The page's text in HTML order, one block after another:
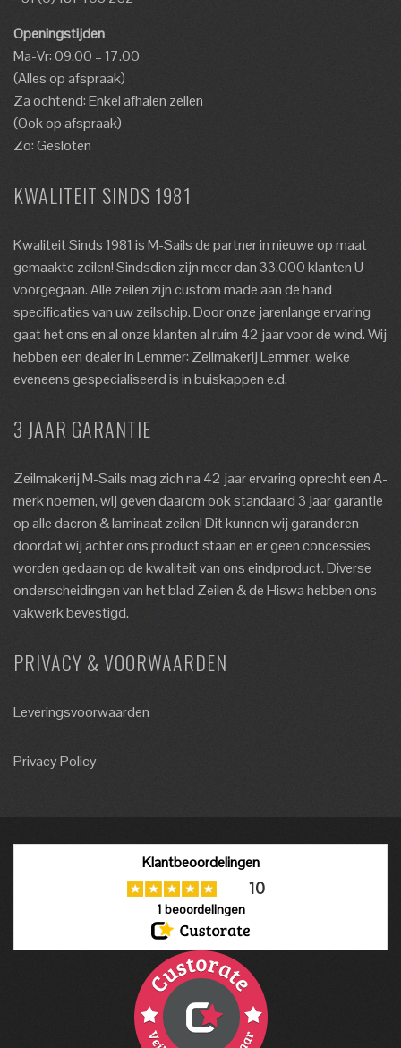
Openingstijden
Ma-Vr: 09.00 – 17.00
(Alles op afspraak)
Za ochtend: Enkel afhalen zeilen
(Ook op afspraak)
Zo: Gesloten
KWALITEIT SINDS 1981
Kwaliteit Sinds 1981 is M-Sails de partner in nieuwe op maat
gemaakte zeilen! Sindsdien zijn meer dan 33.000 klanten U
voorgegaan. Alle zeilen zijn custom made aan de hand
specificaties van uw zeilschip. Door onze jarenlange ervaring
gaat het ons en al onze klanten al ruim 42 jaar voor de wind. Wij
hebben een dealer in Lemmer: Zeilmakerij Lemmer, welke
eveneens gespecialiseerd is in buiskappen e.d.
3 JAAR GARANTIE
Zeilmakerij M-Sails mag zich na 42 jaar ervaring oprecht een A-
merk noemen, wij geven daarom ook standaard 3 jaar garantie
op alle dacron & laminaat zeilen! Dit kunnen wij garanderen
doordat wij achter ons product staan en er geen concessies
worden gedaan op de kwaliteit van ons eindproduct. Diverse
onderscheidingen van het blad Zeilen & de Hiswa hebben ons
vakwerk bevestigd.
PRIVACY & VOORWAARDEN
Leveringsvoorwaarden
Privacy Policy
Klantbeoordelingen
10
1 beoordelingen